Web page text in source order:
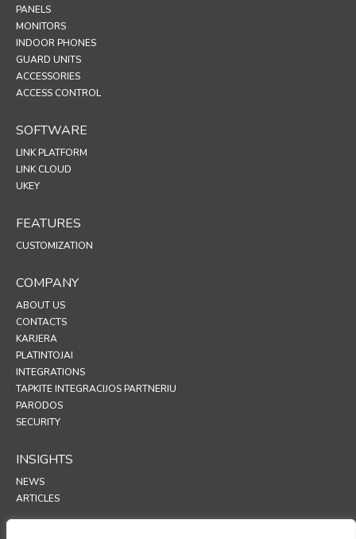
PANELS
MONITORS
INDOOR PHONES
GUARD UNITS
ACCESSORIES
ACCESS CONTROL
SOFTWARE
LINK PLATFORM
LINK CLOUD
UKEY
FEATURES
CUSTOMIZATION
COMPANY
ABOUT US
CONTACTS
KARJERA
PLATINTOJAI
INTEGRATIONS
TAPKITE INTEGRACIJOS PARTNERIU
PARODOS
SECURITY
INSIGHTS
NEWS
ARTICLES